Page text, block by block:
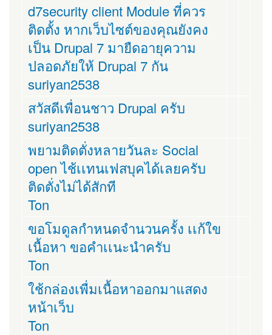
d7security client Module ที่ควร
ติดตั้ง หากเว็บไซต์ของคุณยังคง
เป็น Drupal 7 มายืดอายุความ
ปลอดภัยให้ Drupal 7 กัน
suriyan2538
สวัสดีเพื่อนชาว Drupal ครับ
suriyan2538
พยามติดตั่งหลายวันละ Social
open ไช้เเทนเฟสบุคได้เลยครับ
ติดตั่งไม่ได้สักที
Ton
ขอโมดูลกำหนดจำนวนครั้ง เเก้ใข
เนื้อหา ขอคำเเนะนำครับ
Ton
ใช้กล่องเพื่มเนื้อหาออกมาแสดง
หน้าเว็บ
Ton